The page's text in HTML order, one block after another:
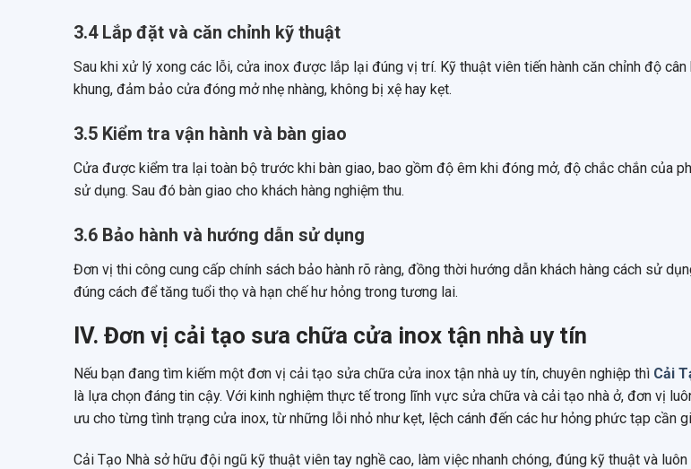
3.4 Lắp đặt và căn chỉnh kỹ thuật
Sau khi xử lý xong các lỗi, cửa inox được lắp lại đúng vị trí. Kỹ thuật viên tiến hành căn chỉnh độ
khung, đảm bảo cửa đóng mở nhẹ nhàng, không bị xệ hay kẹt.
3.5 Kiểm tra vận hành và bàn giao
Cửa được kiểm tra lại toàn bộ trước khi bàn giao, bao gồm độ êm khi đóng mở, độ chắc chắn của
sử dụng. Sau đó bàn giao cho khách hàng nghiệm thu.
3.6 Bảo hành và hướng dẫn sử dụng
Đơn vị thi công cung cấp chính sách bảo hành rõ ràng, đồng thời hướng dẫn khách hàng cách sử
đúng cách để tăng tuổi thọ và hạn chế hư hỏng trong tương lai.
IV. Đơn vị cải tạo sưa chữa cửa inox tận nhà uy tín
Nếu bạn đang tìm kiếm một đơn vị cải tạo sửa chữa cửa inox tận nhà uy tín, chuyên nghiệp thì Cải
là lựa chọn đáng tin cậy. Với kinh nghiệm thực tế trong lĩnh vực sửa chữa và cải tạo nhà ở, đơn vị
ưu cho từng tình trạng cửa inox, từ những lỗi nhỏ như kẹt, lệch cánh đến các hư hỏng phức tạp cần
Cải Tạo Nhà sở hữu đội ngũ kỹ thuật viên tay nghề cao, làm việc nhanh chóng, đúng kỹ thuật và